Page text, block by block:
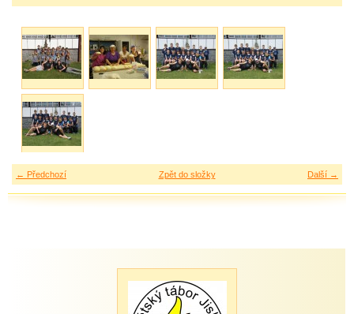
← Předchozí Další →
Zpět do složky